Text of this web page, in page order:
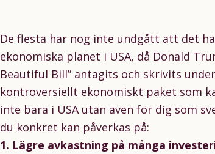
De flesta har nog inte undgått att det
ekonomiska planet i USA, då Donald
Beautiful Bill” antagits och skrivits
kontroversiellt ekonomiskt paket som
inte bara i USA utan även för dig som
du konkret kan påverkas på:
1. Lägre avkastning på många